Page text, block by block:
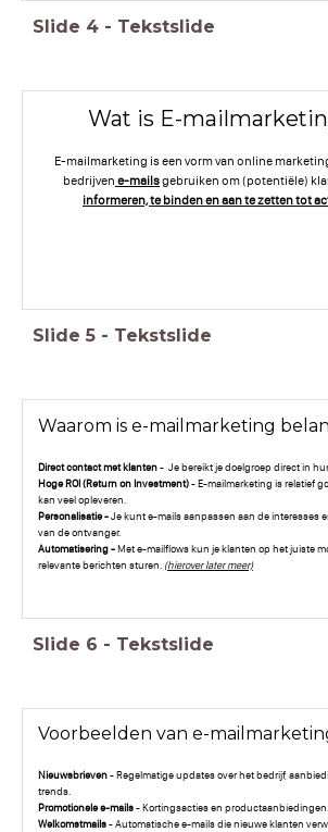
Slide 4 - Tekstslide
Wat is E-
E-mailmarketing is een vorm van online
bedrijven e-mailsgebruiken om (potentiële)
informeren, te binden en aan te zetten tot
Slide 5 - Tekstslide
Waarom is e-mailmarketing
Direct contact met klanten- Je bereikt je doelgroep direct in
Hoge ROI (Return on Investment)- E-mailmarketing is relatief
kan veel opleveren.
Personalisatie -Je kunt e-mails aanpassen aan de interesses
van de ontvanger.
Automatisering -Met e-mailflows kun je klanten op het juiste
relevante berichten sturen. (hierover later meer)
Slide 6 - Tekstslide
Voorbeelden van e-
Nieuwsbrieven- Regelmatige updates over het bedrijf,
trends.
Promotionele e-mails- Kortingsacties en productaanbiedingen.
Welkomstmails- Automatische e-mails die nieuwe klanten